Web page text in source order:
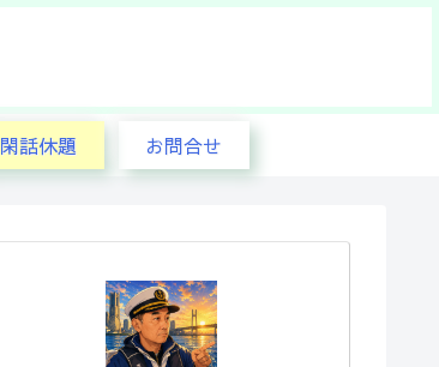
閑話休題 お問合せ